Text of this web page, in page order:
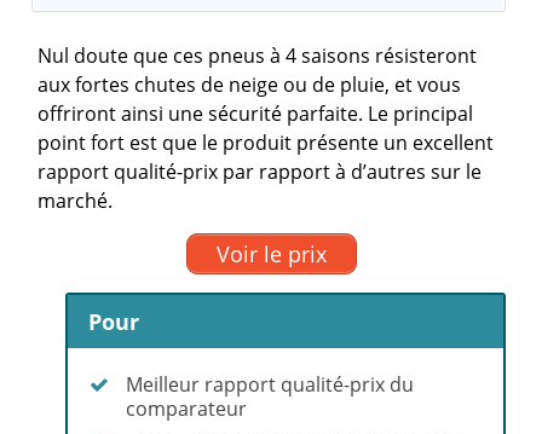
Nul doute que ces pneus à 4 saisons résisteront
aux fortes chutes de neige ou de pluie, et vous
offriront ainsi une sécurité parfaite. Le principal
point fort est que le produit présente un excellent
rapport qualité-prix par rapport à d’autres sur le
marché.
Voir le prix
Pour
Meilleur rapport qualité-prix du
comparateur